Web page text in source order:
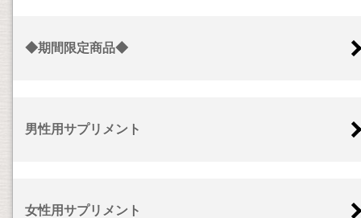
◆期間限定商品◆
男性用サプリメント
女性用サプリメント